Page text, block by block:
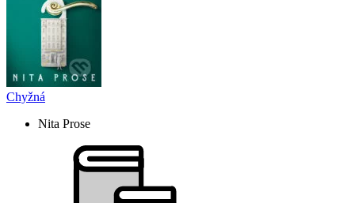
Chyžná
Nita Prose